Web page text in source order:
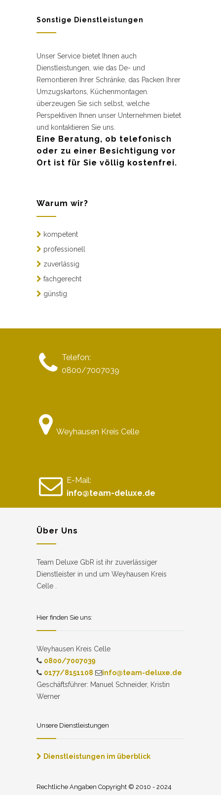
Sonstige Dienstleistungen
Unser Service bietet Ihnen auch
Dienstleistungen, wie das De- und
Remontieren Ihrer Schränke, das Packen Ihrer
Umzugskartons, Küchenmontagen.
überzeugen Sie sich selbst, welche
Perspektiven Ihnen unser Unternehmen bietet
und kontaktieren Sie uns.
Eine Beratung, ob telefonisch
oder zu einer Besichtigung vor
Ort ist für Sie völlig kostenfrei.
Warum wir?
kompetent
professionell
zuverlässig
fachgerecht
günstig
Telefon:
0800/7007039
Weyhausen Kreis Celle
E-Mail:
info@team-deluxe.de
Über Uns
Team Deluxe GbR ist ihr zuverlässiger
Dienstleister in und um Weyhausen Kreis
Celle .
Hier finden Sie uns:
Weyhausen Kreis Celle
0800/7007039
0177/8151108
info@team-deluxe.de
Geschäftsführer: Manuel Schneider, Kristin
Werner
Unsere Dienstleistungen
Dienstleistungen im überblick
Rechtliche Angaben Copyright © 2010 - 2024